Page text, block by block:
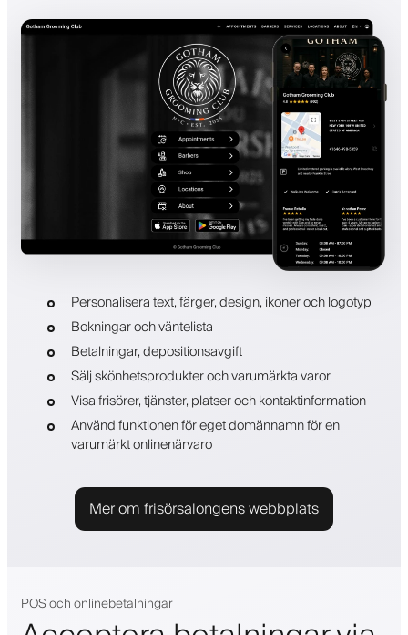
Personalisera text, färger, design, ikoner och logotyp
Bokningar och väntelista
Betalningar, depositionsavgift
Sälj skönhetsprodukter och varumärkta varor
Visa frisörer, tjänster, platser och kontaktinformation
Använd funktionen för eget domännamn för en
varumärkt onlinenärvaro
Mer om frisörsalongens webbplats
POS och onlinebetalningar